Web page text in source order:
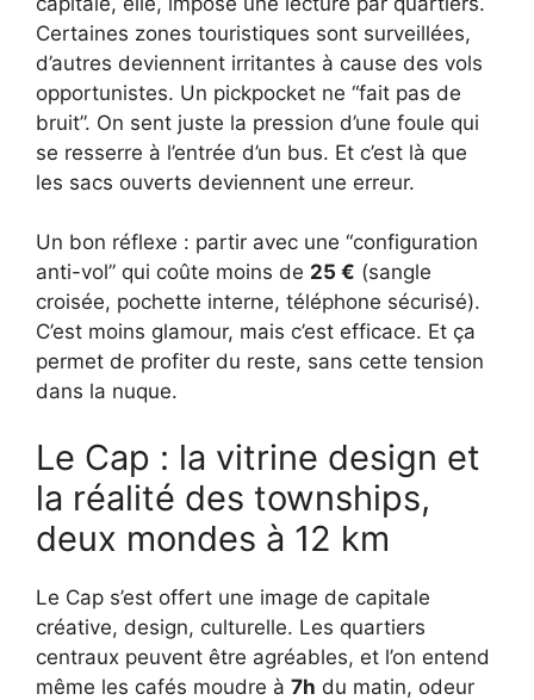
Certaines zones touristiques sont surveillées,
d’autres deviennent irritantes à cause des vols
opportunistes. Un pickpocket ne “fait pas de
bruit”. On sent juste la pression d’une foule qui
se resserre à l’entrée d’un bus. Et c’est là que
les sacs ouverts deviennent une erreur.
Un bon réflexe : partir avec une “configuration
anti-vol” qui coûte moins de 25 € (sangle
croisée, pochette interne, téléphone sécurisé).
C’est moins glamour, mais c’est efficace. Et ça
permet de profiter du reste, sans cette tension
dans la nuque.
Le Cap : la vitrine design et
la réalité des townships,
deux mondes à 12 km
Le Cap s’est offert une image de capitale
créative, design, culturelle. Les quartiers
centraux peuvent être agréables, et l’on entend
même les cafés moudre à 7h du matin, odeur